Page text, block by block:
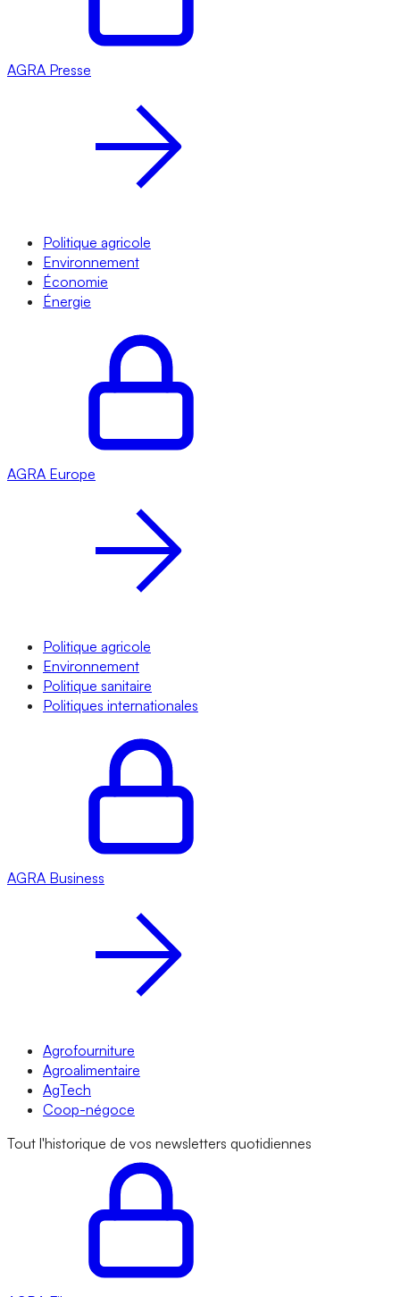
AGRA Presse
Politique agricole
Environnement
Économie
Énergie
AGRA Europe
Politique agricole
Environnement
Politique sanitaire
Politiques internationales
AGRA Business
Agrofourniture
Agroalimentaire
AgTech
Coop-négoce
Tout l'historique de vos newsletters quotidiennes